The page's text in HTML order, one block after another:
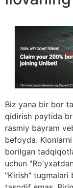
Biz yana bir bor
qidirish paytida
rasmiy bayram
befoyda.
borilgan
uchun
"Kirish" tugmalari